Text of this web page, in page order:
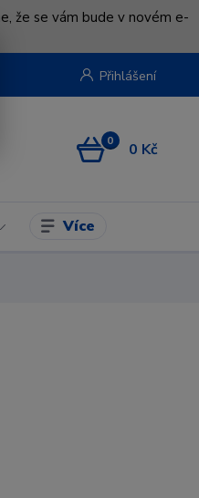
že se vám bude v novém e-
Přihlášení
0 0 Kč
Více